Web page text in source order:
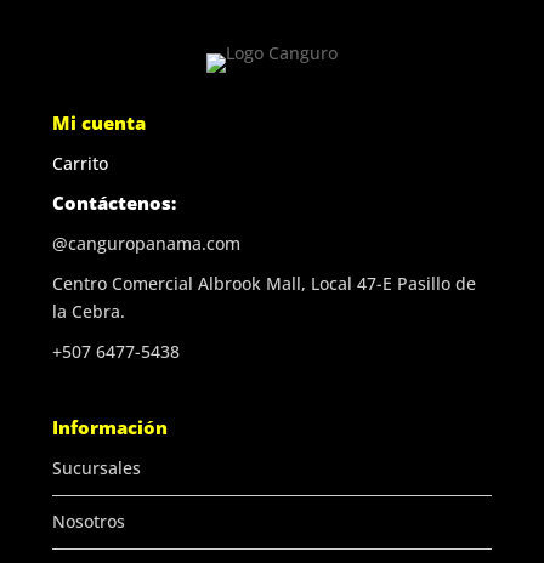
Mi cuenta
Carrito
Contáctenos:
@canguropanama.com
Centro Comercial Albrook Mall, Local 47-E Pasillo de
la Cebra.
+507 6477-5438
Información
Sucursales
Nosotros